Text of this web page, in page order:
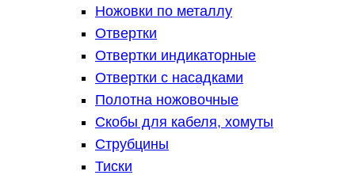
Ножовки по металлу
Отвертки
Отвертки индикаторные
Отвертки с насадками
Полотна ножовочные
Скобы для кабеля, хомуты
Струбцины
Тиски